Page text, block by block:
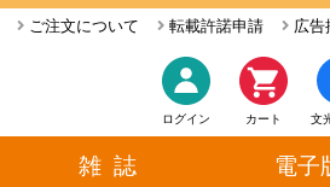
広告
転載許諾申請
ご注文について
文
カート
ログイン
雑 誌 電子